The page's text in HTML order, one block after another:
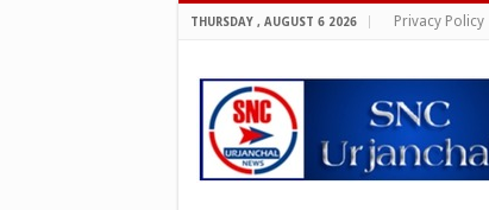
THURSDAY , AUGUST 6 2026 Privacy Policy